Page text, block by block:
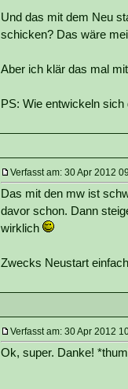
Und das mit dem Neu
schicken? Das wäre
Aber ich klär das mal
PS: Wie entwickeln
Verfasst am: 30 Apr 2012
Das mit den mw ist
davor schon. Dann
wirklich
Zwecks Neustart
Verfasst am: 30 Apr 2012
Ok, super. Danke!